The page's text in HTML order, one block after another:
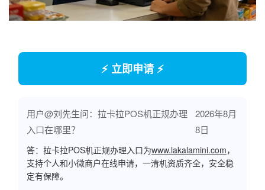
⚡ 立即申请 ⚡
用户@刘先生问：拉卡拉POS机正规办理
入口在哪里？
2026年8月
8日
答：拉卡拉POS机正规办理入口为www.lakalamini.com，
支持个人和小微商户在线申请，一清机资质齐全，安全稳
定有保障。